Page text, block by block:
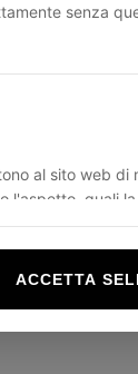
senza
al sito web di
l'aspetto, quali
ACCETTA